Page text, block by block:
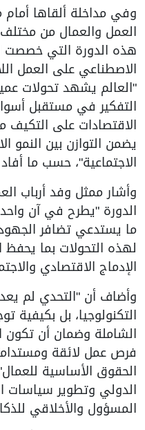
وفي مداخلة ألقاها
العمل والعمال من
هذه الدورة التي خصصت
الاصطناعي على العمل
"العالم يشهد تحولات
التفكير في مستقبل
الاقتصادات على التكيف
يضمن التوازن بين النمو
الاجتماعية"، حسب ما
وأشار ممثل وفد أرباب
الدورة "يطرح في آن
ما يستدعي تضافر الجهود
لهذه التحولات بما
الإدماج الاقتصادي
وأضاف أن "التحدي لم
التكنولوجيا، بل بكيفية
الشاملة وضمان أن تكون
فرص عمل لائقة
الحقوق الأساسية
الدولي وتطوير سياسات
المسؤول والأخلاقي